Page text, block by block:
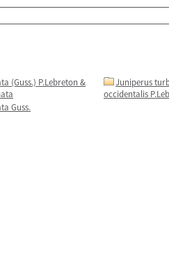
(Guss.) P.Lebreton &
Juniperus
occidentalis
Guss.